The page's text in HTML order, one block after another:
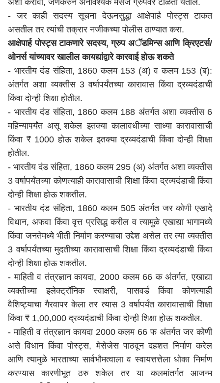
अशी करावी, जेणेकरुन अनावश्यक मेसेज ग्रुपवर टाळता येतील.
- जर काही सदस्य सूचना देऊनसुद्धा आक्षेपार्ह पोस्ट्स टाकत
असतील तर त्यांची तक्रार नजीकच्या पोलीस ठाण्यात करा.
आक्षेपार्ह पोस्ट्स टाकणारे सदस्य, ग्रुप अॅडमिन्स आणि क्रिएटर्स/
ओनर्स यांच्यावर खालील कायद्यांद्वारे कारवाई होऊ शकते
- भारतीय दंड संहिता, 1860 कलम 153 (अ) व कलम 153 (ब):
अंतर्गत अशा व्यक्तीस 3 वर्षापर्यंतच्या कारावास किंवा द्रव्यदंडाची
किंवा दोन्ही शिक्षा होतील.
- भारतीय दंड संहिता, 1860 कलम 188 अंतर्गत अशा व्यक्तीस 6
महिन्यापर्यंत असू शकेल इतक्या कालावधीच्या साध्या कारावासाची
किंवा ₹ 1000 होऊ शकेल इतक्या द्रव्यदंडाची किंवा दोन्ही शिक्षा
होतील.
- भारतीय दंड संहिता, 1860 कलम 295 (अ) अंतर्गत अशा व्यक्तीस
3 वर्षापर्यंतच्या कोणत्याही कारावासाची शिक्षा किंवा द्रव्यदंडाची किंवा
दोन्ही शिक्षा होऊ शकतील.
- भारतीय दंड संहिता, 1860 कलम 505 अंतर्गत जर कोणी एखादे
विधान, अफवा किंवा वृत्त प्रसिद्ध करील व त्यामुळे एखाद्या भागामध्ये
किंवा जनतेमध्ये भीती निर्माण करण्याचा उद्देश असेल तर त्या व्यक्तीस
3 वर्षापर्यंतच्या मुदतीच्या कारावासाची शिक्षा किंवा द्रव्यदंडाची किंवा
दोन्ही शिक्षा होऊ शकतील.
- माहिती व तंत्रज्ञान कायदा, 2000 कलम 66 क अंतर्गत, एखाद्या
व्यक्तीच्या इलेक्ट्रॉनिक स्वाक्षरी, पासवर्ड किंवा कोणत्याही
वैशिष्ट्याचा गैरवापर केला तर त्यास 3 वर्षापर्यंत कारावासाची शिक्षा
किंवा ₹ 1,00,000 द्रव्यदंडाची किंवा दोन्ही शिक्षा होऊ शकतील.
- माहिती व तंत्रज्ञान कायदा 2000 कलम 66 फ अंतर्गत जर कोणी
असे विधान किंवा पोस्ट्स, मेसेजेस पाठवून दहशत निर्माण करेल
आणि त्यामुळे भारताच्या सार्वभौमत्वाला व स्वायत्तत्तेला धोका निर्माण
करण्यास कारणीभूत ठरु शकेल तर या कलमांतर्गत आजन्म